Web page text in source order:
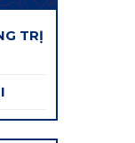
TRỊ